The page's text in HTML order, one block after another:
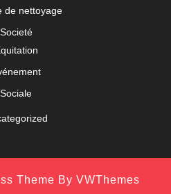
de nettoyage
Societé
Sociale
Theme By VWThemes